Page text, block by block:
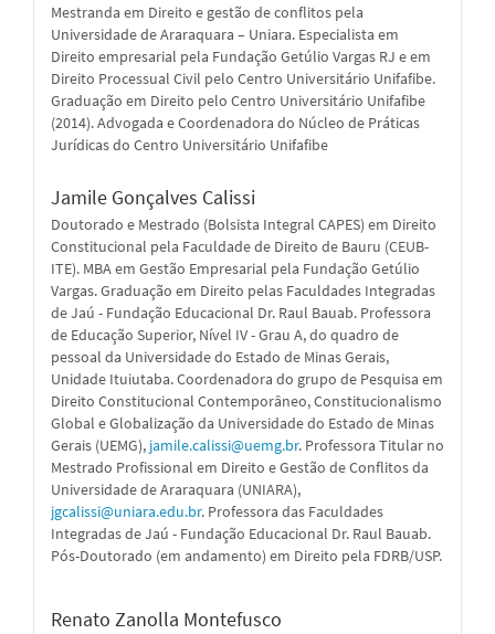
Mestranda em Direito e gestão de conflitos pela
Universidade de Araraquara – Uniara. Especialista em
Direito empresarial pela Fundação Getúlio Vargas RJ e em
Direito Processual Civil pelo Centro Universitário Unifafibe.
Graduação em Direito pelo Centro Universitário Unifafibe
(2014). Advogada e Coordenadora do Núcleo de Práticas
Jurídicas do Centro Universitário Unifafibe
Jamile Gonçalves Calissi
Doutorado e Mestrado (Bolsista Integral CAPES) em Direito
Constitucional pela Faculdade de Direito de Bauru (CEUB-
ITE). MBA em Gestão Empresarial pela Fundação Getúlio
Vargas. Graduação em Direito pelas Faculdades Integradas
de Jaú - Fundação Educacional Dr. Raul Bauab. Professora
de Educação Superior, Nível IV - Grau A, do quadro de
pessoal da Universidade do Estado de Minas Gerais,
Unidade Ituiutaba. Coordenadora do grupo de Pesquisa em
Direito Constitucional Contemporâneo, Constitucionalismo
Global e Globalização da Universidade do Estado de Minas
Gerais (UEMG), jamile.calissi@uemg.br. Professora Titular no
Mestrado Profissional em Direito e Gestão de Conflitos da
Universidade de Araraquara (UNIARA),
jgcalissi@uniara.edu.br. Professora das Faculdades
Integradas de Jaú - Fundação Educacional Dr. Raul Bauab.
Pós-Doutorado (em andamento) em Direito pela FDRB/USP.
Renato Zanolla Montefusco